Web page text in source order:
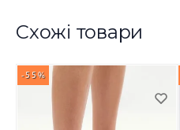
Схожі товари
-55%